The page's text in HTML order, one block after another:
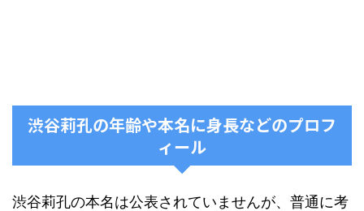
渋谷莉孔の年齢や本名に身長などのプロフ
ィール
渋谷莉孔の本名は公表されていませんが、普通に考